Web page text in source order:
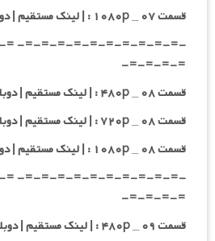
قسمت ۰۷ _ ۱۰۸۰p : | لینک مستقیم | دوبله فارسی
=-=- =-=-=-=-=-=-=-=-
=-=-=-=-
قسمت ۰۸ _ ۴۸۰p : | لینک مستقیم | دوبله فارسی
قسمت ۰۸ _ ۷۲۰p : | لینک مستقیم | دوبله فارسی
قسمت ۰۸ _ ۱۰۸۰p : | لینک مستقیم | دوبله فارسی
=-=- =-=-=-=-=-=-=-=-
=-=-=-=-
قسمت ۰۹ _ ۴۸۰p : | لینک مستقیم | دوبله فارسی